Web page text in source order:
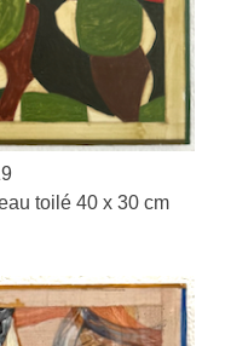
toilé 40 x 30 cm